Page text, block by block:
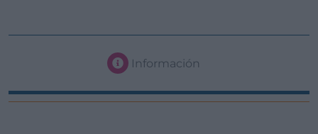
Información